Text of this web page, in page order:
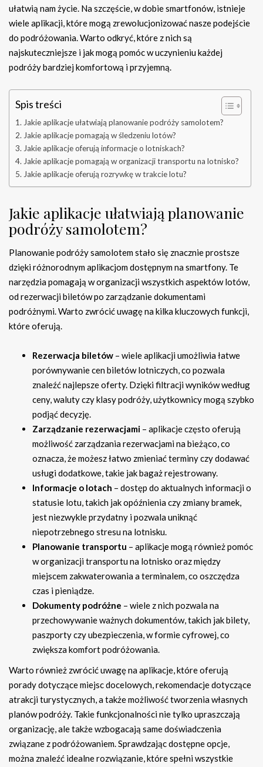
ułatwią nam życie. Na szczęście, w dobie smartfonów, istnieje
wiele aplikacji, które mogą zrewolucjonizować nasze podejście
do podróżowania. Warto odkryć, które z nich są
najskuteczniejsze i jak mogą pomóc w uczynieniu każdej
podróży bardziej komfortową i przyjemną.
Spis treści
Jakie aplikacje ułatwiają planowanie podróży samolotem?
Jakie aplikacje pomagają w śledzeniu lotów?
Jakie aplikacje oferują informacje o lotniskach?
Jakie aplikacje pomagają w organizacji transportu na lotnisko?
Jakie aplikacje oferują rozrywkę w trakcie lotu?
Jakie aplikacje ułatwiają planowanie
podróży samolotem?
Planowanie podróży samolotem stało się znacznie prostsze
dzięki różnorodnym aplikacjom dostępnym na smartfony. Te
narzędzia pomagają w organizacji wszystkich aspektów lotów,
od rezerwacji biletów po zarządzanie dokumentami
podróżnymi. Warto zwrócić uwagę na kilka kluczowych funkcji,
które oferują.
Rezerwacja biletów – wiele aplikacji umożliwia łatwe
porównywanie cen biletów lotniczych, co pozwala
znaleźć najlepsze oferty. Dzięki filtracji wyników według
ceny, waluty czy klasy podróży, użytkownicy mogą szybko
podjąć decyzję.
Zarządzanie rezerwacjami – aplikacje często oferują
możliwość zarządzania rezerwacjami na bieżąco, co
oznacza, że możesz łatwo zmieniać terminy czy dodawać
usługi dodatkowe, takie jak bagaż rejestrowany.
Informacje o lotach – dostęp do aktualnych informacji o
statusie lotu, takich jak opóźnienia czy zmiany bramek,
jest niezwykle przydatny i pozwala uniknąć
niepotrzebnego stresu na lotnisku.
Planowanie transportu – aplikacje mogą również pomóc
w organizacji transportu na lotnisko oraz między
miejscem zakwaterowania a terminalem, co oszczędza
czas i pieniądze.
Dokumenty podróżne – wiele z nich pozwala na
przechowywanie ważnych dokumentów, takich jak bilety,
paszporty czy ubezpieczenia, w formie cyfrowej, co
zwiększa komfort podróżowania.
Warto również zwrócić uwagę na aplikacje, które oferują
porady dotyczące miejsc docelowych, rekomendacje dotyczące
atrakcji turystycznych, a także możliwość tworzenia własnych
planów podróży. Takie funkcjonalności nie tylko upraszczają
organizację, ale także wzbogacają same doświadczenia
związane z podróżowaniem. Sprawdzając dostępne opcje,
można znaleźć idealne rozwiązanie, które spełni wszystkie